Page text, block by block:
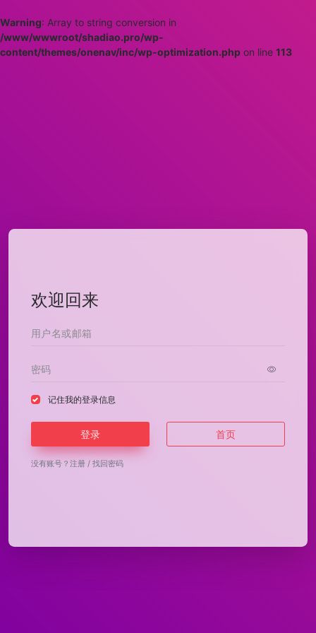
Warning: Array to string conversion in
/www/wwwroot/shadiao.pro/wp-
content/themes/onenav/inc/wp-optimization.php on line 113
欢迎回来
记住我的登录信息
登录 首页
没有账号？ 注册 / 找回密码